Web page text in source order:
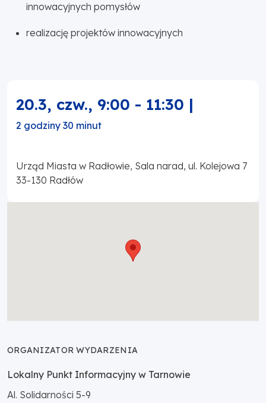
innowacyjnych pomysłów
realizację projektów innowacyjnych
20.3, czw., 9:00 - 11:30 |
2 godziny 30 minut
Urząd Miasta w Radłowie, Sala narad, ul. Kolejowa 7
33-130 Radłów
ORGANIZATOR WYDARZENIA
Lokalny Punkt Informacyjny w Tarnowie
Al. Solidarności 5-9